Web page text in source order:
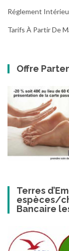
Réglement
Tarifs À Partir De
Offre
Terres
espèces/
Bancaire